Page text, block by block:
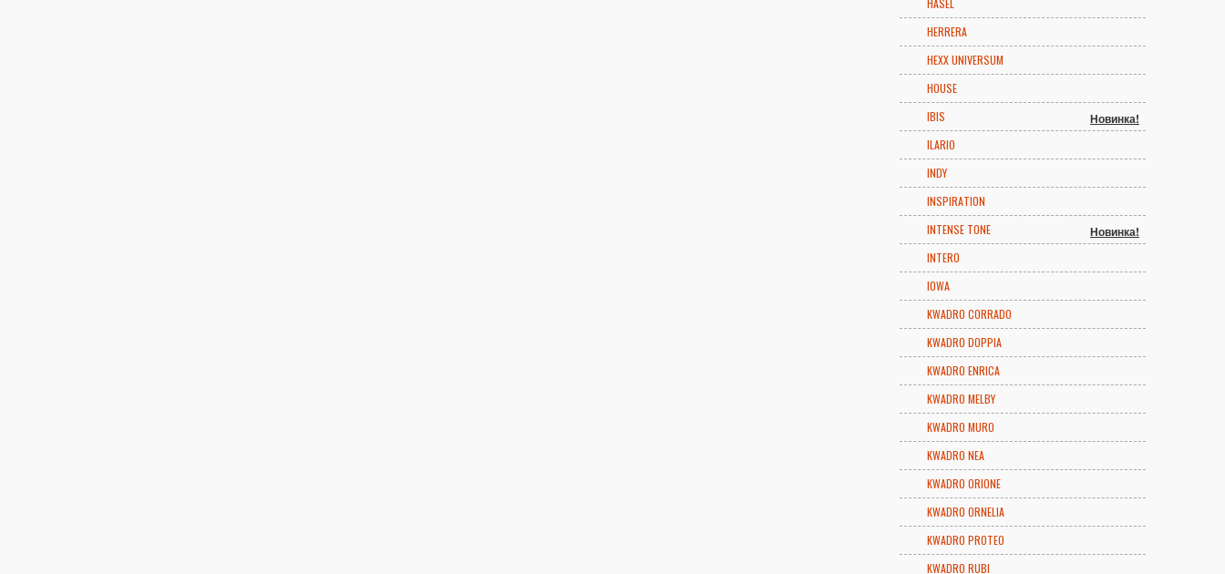
HASEL
HERRERA
HEXX UNIVERSUM
HOUSE
IBIS
Новинка!
ILARIO
INDY
INSPIRATION
INTENSE TONE
Новинка!
INTERO
IOWA
KWADRO CORRADO
KWADRO DOPPIA
KWADRO ENRICA
KWADRO MELBY
KWADRO MURO
KWADRO NEA
KWADRO ORIONE
KWADRO ORNELIA
KWADRO PROTEO
KWADRO RUBI